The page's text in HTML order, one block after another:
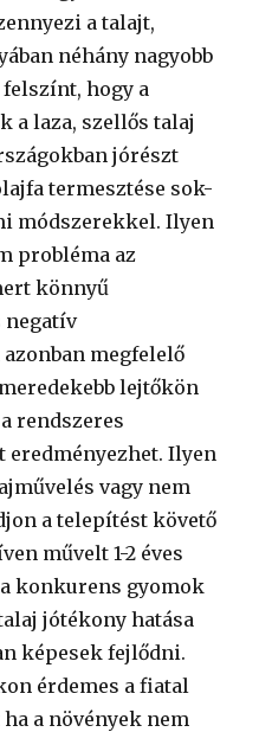
a talajt,
néhány nagyobb
hogy a
a laza, szellős talaj
jórészt
termesztése sok-
módszerekkel. Ilyen
probléma az
könnyű
negatív
megfelelő
lejtőkön
rendszeres
Ilyen
vagy nem
a telepítést követő
művelt 1-2 éves
konkurens gyomok
jótékony hatása
képesek fejlődni.
érdemes a fiatal
a növények nem